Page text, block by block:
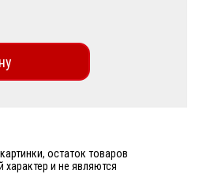
остаток товаров
и не являются